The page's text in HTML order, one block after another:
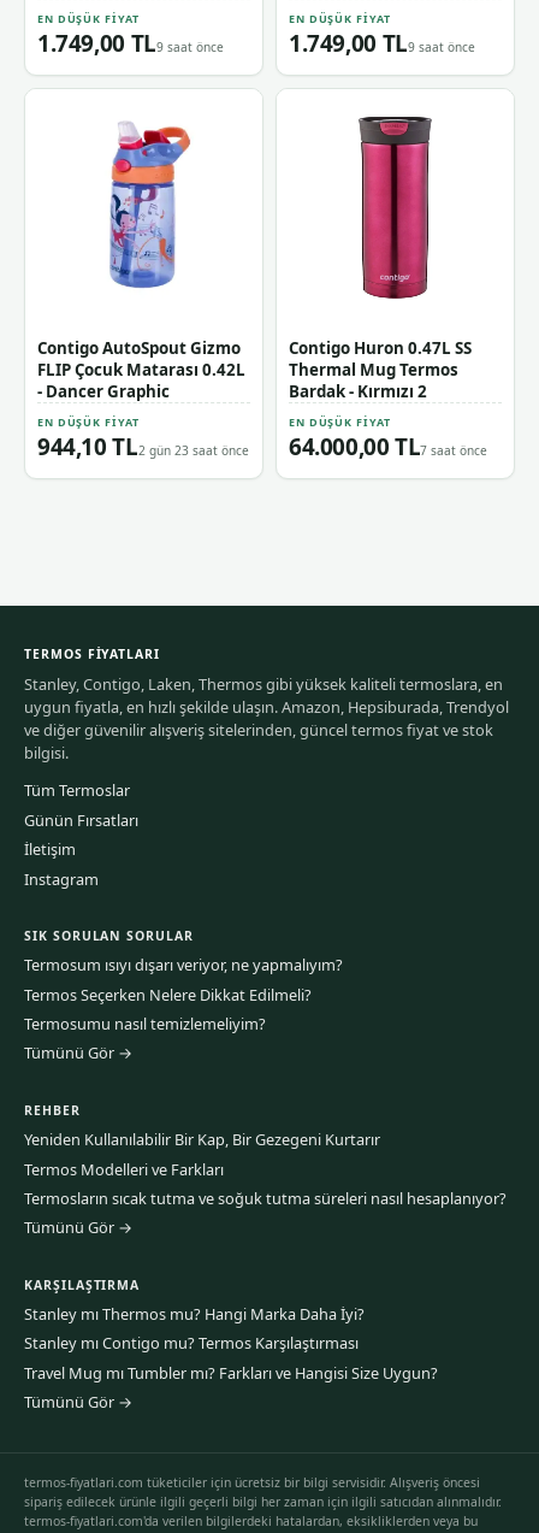
EN DÜŞÜK FIYAT
1.749,00 TL9 saat önce
EN DÜŞÜK FIYAT
1.749,00 TL9 saat önce
Contigo AutoSpout Gizmo
FLIP Çocuk Matarası 0.42L
- Dancer Graphic
EN DÜŞÜK FIYAT
944,10 TL2 gün 23 saat önce
Contigo Huron 0.47L SS
Thermal Mug Termos
Bardak - Kırmızı 2
EN DÜŞÜK FIYAT
64.000,00 TL7 saat önce
TERMOS FIYATLARI
Stanley, Contigo, Laken, Thermos gibi yüksek kaliteli termoslara, en
uygun fiyatla, en hızlı şekilde ulaşın. Amazon, Hepsiburada, Trendyol
ve diğer güvenilir alışveriş sitelerinden, güncel termos fiyat ve stok
bilgisi.
Tüm Termoslar
Günün Fırsatları
İletişim
Instagram
SIK SORULAN SORULAR
Termosum ısıyı dışarı veriyor, ne yapmalıyım?
Termos Seçerken Nelere Dikkat Edilmeli?
Termosumu nasıl temizlemeliyim?
Tümünü Gör →
REHBER
Yeniden Kullanılabilir Bir Kap, Bir Gezegeni Kurtarır
Termos Modelleri ve Farkları
Termosların sıcak tutma ve soğuk tutma süreleri nasıl hesaplanıyor?
Tümünü Gör →
KARŞILAŞTIRMA
Stanley mı Thermos mu? Hangi Marka Daha İyi?
Stanley mı Contigo mu? Termos Karşılaştırması
Travel Mug mı Tumbler mı? Farkları ve Hangisi Size Uygun?
Tümünü Gör →
termos-fiyatlari.com tüketiciler için ücretsiz bir bilgi servisidir. Alışveriş öncesi
sipariş edilecek ürünle ilgili geçerli bilgi her zaman için ilgili satıcıdan alınmalıdır.
termos-fiyatlari.com'da verilen bilgilerdeki hatalardan, eksikliklerden veya bu